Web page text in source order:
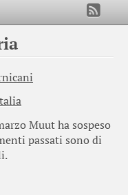
Muut ha sospeso
passati sono di